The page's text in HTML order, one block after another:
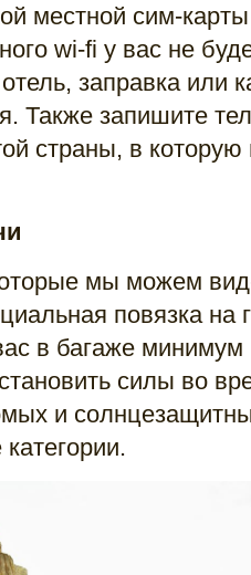
местной сим-
wi-fi у вас не
заправка или
Также запишите
страны, в
мы можем
повязка на
в багаже минимум
силы во
и